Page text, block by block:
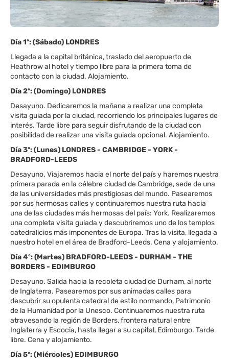
Día 1º: (Sábado) LONDRES
Llegada a la capital británica, traslado del aeropuerto de
Heathrow al hotel y tiempo libre para la primera toma de
contacto con la ciudad. Alojamiento.
Día 2º: (Domingo) LONDRES
Desayuno. Dedicaremos la mañana a realizar una completa
visita guiada por la ciudad, recorriendo los principales lugares de
interés. Tarde libre para seguir disfrutando de la ciudad con
posibilidad de realizar una visita guiada opcional. Alojamiento.
Día 3º: (Lunes) LONDRES - CAMBRIDGE - YORK -
BRADFORD-LEEDS
Desayuno. Viajaremos hacia el norte del país y haremos nuestra
primera parada en la célebre ciudad de Cambridge, sede de una
de las universidades más prestigiosas del mundo. Pasearemos
por sus hermosas calles y continuaremos nuestra ruta hacia
una de las ciudades más hermosas del país: York. Realizaremos
una completa visita guiada y descubriremos uno de los templos
catedralicios más imponentes de Europa. Tras la visita, llegada a
nuestro hotel en el área de Bradford-Leeds. Cena y alojamiento.
Día 4º: (Martes) BRADFORD-LEEDS - DURHAM - THE
BORDERS - EDIMBURGO
Desayuno. Salida hacia la recoleta ciudad de Durham, al norte
de Inglaterra. Pasearemos por sus animadas calles para
descubrir su opulenta catedral de estilo normando, Patrimonio
de la Humanidad por la Unesco. Continuaremos nuestra ruta
atravesando la región de Borders, frontera natural entre
Inglaterra y Escocia, hasta llegar a su capital, Edimburgo. Tarde
libre. Cena y alojamiento.
Día 5º: (Miércoles) EDIMBURGO